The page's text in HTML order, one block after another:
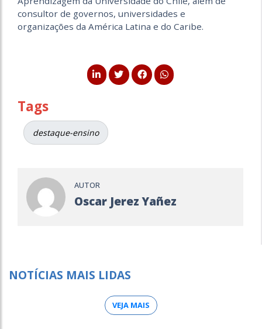
consultor de governos, universidades e
organizações da América Latina e do Caribe.
Tags
destaque-ensino
AUTOR
Oscar Jerez Yañez
NOTÍCIAS MAIS LIDAS
VEJA MAIS